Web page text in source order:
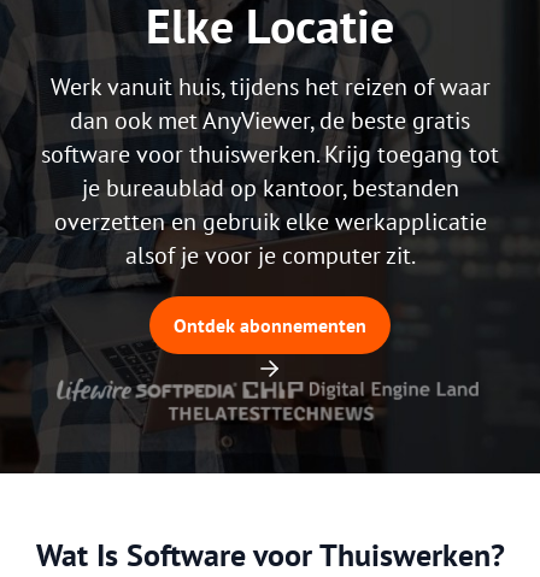
Elke Locatie
Werk vanuit huis, tijdens het reizen of waar
dan ook met AnyViewer, de beste gratis
software voor thuiswerken. Krijg toegang tot
je bureaublad op kantoor, bestanden
overzetten en gebruik elke werkapplicatie
alsof je voor je computer zit.
Ontdek abonnementen
Wat Is Software voor Thuiswerken?